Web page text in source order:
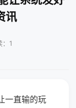
讯
1
一直输的玩